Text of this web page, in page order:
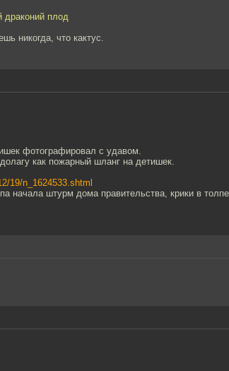
драконий плод
никогда, что кактус.
фотографировал с удавом.
как пожарный шланг на детишек.
19/n_1624533.shtml
начала штурм дома правительства, крики в